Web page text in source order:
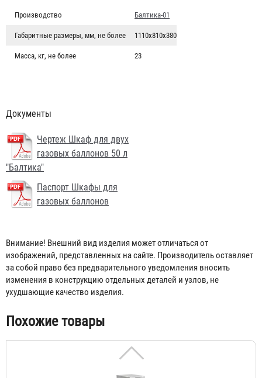
Производство Балтика-01
Габаритные размеры, мм, не более 1110х810х380
Масса, кг, не более 23
Документы
Чертеж Шкаф для двух
газовых баллонов 50 л
"Балтика"
Паспорт Шкафы для
газовых баллонов
Внимание! Внешний вид изделия может отличаться от
изображений, представленных на сайте. Производитель оставляет
за собой право без предварительного уведомления вносить
изменения в конструкцию отдельных деталей и узлов, не
ухудшающие качество изделия.
Похожие товары
4 290 ₽
Шкаф для кислородного баллона "Балтика"